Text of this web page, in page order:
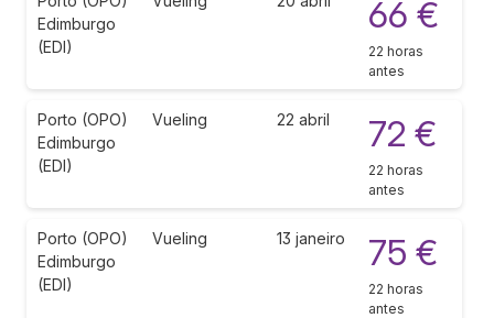
Edimburgo
(EDI)
66 €
22 horas
antes
Porto (OPO)
Edimburgo
(EDI)
Vueling 22 abril 72 €
22 horas
antes
Porto (OPO)
Edimburgo
(EDI)
Vueling 13 janeiro 75 €
22 horas
antes